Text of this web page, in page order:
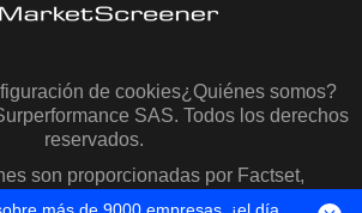
de cookies¿Quiénes somos?
SAS. Todos los derechos
reservados.
son proporcionadas por Factset,
y S&P Capital IQ